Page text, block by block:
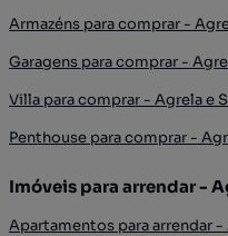
Armazéns para comprar -
Garagens para comprar -
Villa para comprar - Agrela e
Penthouse para comprar -
Imóveis para arrendar -
Apartamentos para arrendar -